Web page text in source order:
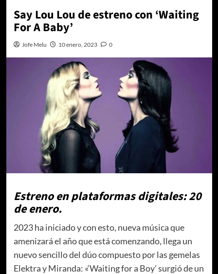
Say Lou Lou de estreno con ‘Waiting
For A Baby’
Jofe Melu 10 enero, 2023 0
Estreno en plataformas digitales: 20
de enero.
2023 ha iniciado y con esto, nueva música que
amenizará el año que está comenzando, llega un
nuevo sencillo del dúo compuesto por las gemelas
Elektra y Miranda: «‘Waiting for a Boy’ surgió de un